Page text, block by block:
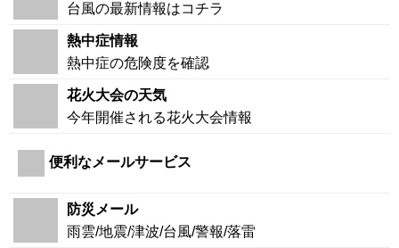
台風の最新情報はコチラ
熱中症情報
熱中症の危険度を確認
花火大会の天気
今年開催される花火大会情報
便利なメールサービス
防災メール
雨雲/地震/津波/台風/警報/落雷